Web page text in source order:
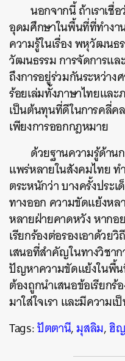
นอกจากนี้ ถ้าเราเชื่
อุดมศึกษาในพื้นที่ที่ทำง
ความรู้ในเรื่อง พหุวัฒน
วัฒนธรรม การจัดการแ
ถึงการอยู่ร่วมกันระหว่าง
ร้อยเล่มทั้งภาษาไทยแล
เป็นต้นทุนที่ดีในการคลี่ค
เพียงการออกกฎหมาย
ด้วยฐานความรู้ด้าน
แพร่หลายในสังคมไทย ท
ตระหนักว่า บางครั้งประ
ทางออก ความขัดแย้งหล
หลายฝ่ายคาดหวัง หากอ
เรียกร้องต่อรองเอาด้วย
เสนอที่สำคัญในทางวิชา
ปัญหาความขัดแย้งในพื้
ต้องถูกนำเสนอข้อเรียกร้
มาใส่ใจเรา และมีความเ
Tags:ปัตตานี,มุสลิม,ฮิ